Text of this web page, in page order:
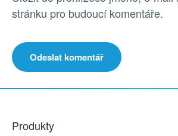
stránku pro budoucí komentáře.
Produkty